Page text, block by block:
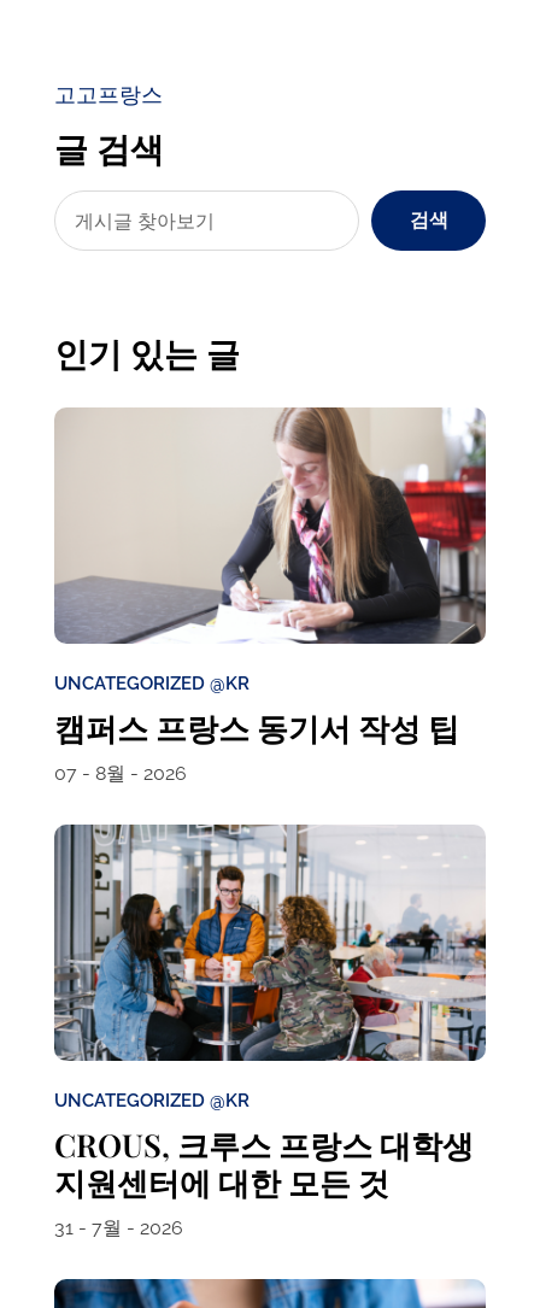
고고프랑스
글 검색
검색
인기 있는 글
UNCATEGORIZED @KR
캠퍼스 프랑스 동기서 작성 팁
07 - 8월 - 2026
UNCATEGORIZED @KR
CROUS, 크루스 프랑스 대학생
지원센터에 대한 모든 것
31 - 7월 - 2026